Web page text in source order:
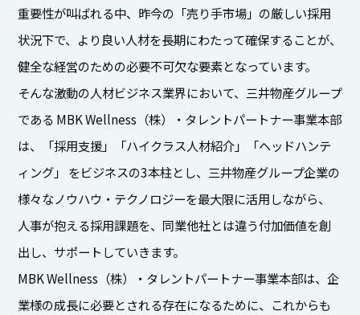
重要性が叫ばれる中、昨今の「売り手市場」の厳しい採用
状況下で、より良い人材を長期にわたって確保することが、
健全な経営のための必要不可欠な要素となっています。
そんな激動の人材ビジネス業界において、三井物産グループ
である MBK Wellness（株）・タレントパートナー事業本部
は、「採用支援」「ハイクラス人材紹介」「ヘッドハンテ
ィング」 をビジネスの3本柱とし、三井物産グループ企業の
様々なノウハウ・テクノロジーを最大限に活用しながら、
人事が抱える採用課題を、同業他社とは違う付加価値を創
出し、サポートしていきます。
MBK Wellness（株）・タレントパートナー事業本部は、企
業様の成長に必要とされる存在になるために、これからも